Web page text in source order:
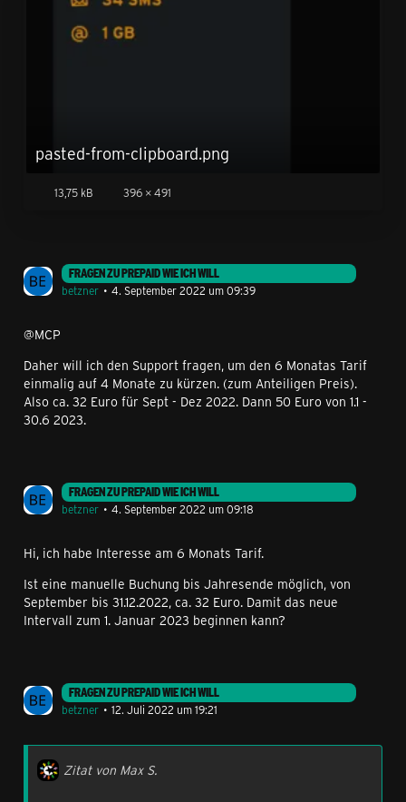
pasted-from-clipboard.png
13,75 kB 396 × 491
FRAGEN ZU PREPAID WIE ICH WILL
betzner
4. September 2022 um 09:39
@MCP
Daher will ich den Support fragen, um den 6 Monatas Tarif
einmalig auf 4 Monate zu kürzen. (zum Anteiligen Preis).
Also ca. 32 Euro für Sept - Dez 2022. Dann 50 Euro von 1.1 -
30.6 2023.
FRAGEN ZU PREPAID WIE ICH WILL
betzner
4. September 2022 um 09:18
Hi, ich habe Interesse am 6 Monats Tarif.
Ist eine manuelle Buchung bis Jahresende möglich, von
September bis 31.12.2022, ca. 32 Euro. Damit das neue
Intervall zum 1. Januar 2023 beginnen kann?
FRAGEN ZU PREPAID WIE ICH WILL
betzner
12. Juli 2022 um 19:21
Zitat von Max S.